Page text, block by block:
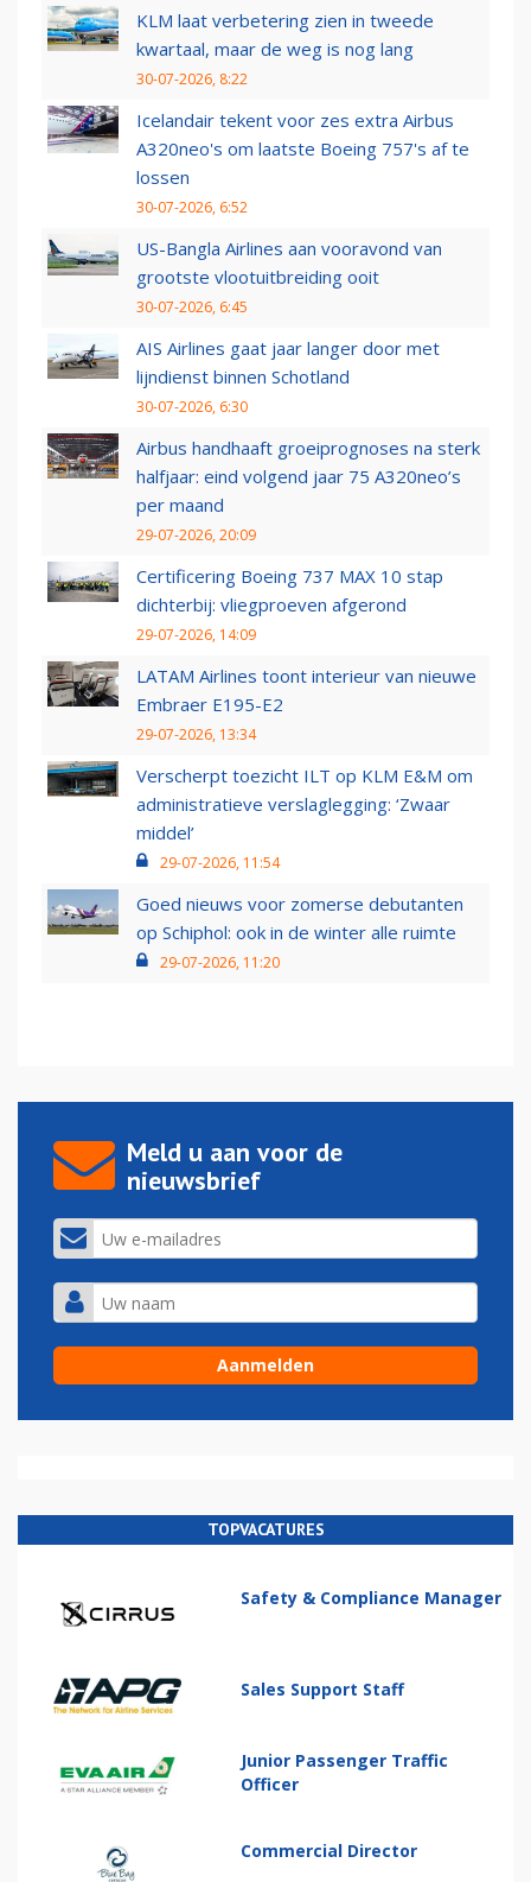
KLM laat verbetering zien in tweede
kwartaal, maar de weg is nog lang
30-07-2026, 8:22
Icelandair tekent voor zes extra Airbus
A320neo's om laatste Boeing 757's af te
lossen
30-07-2026, 6:52
US-Bangla Airlines aan vooravond van
grootste vlootuitbreiding ooit
30-07-2026, 6:45
AIS Airlines gaat jaar langer door met
lijndienst binnen Schotland
30-07-2026, 6:30
Airbus handhaaft groeiprognoses na sterk
halfjaar: eind volgend jaar 75 A320neo’s
per maand
29-07-2026, 20:09
Certificering Boeing 737 MAX 10 stap
dichterbij: vliegproeven afgerond
29-07-2026, 14:09
LATAM Airlines toont interieur van nieuwe
Embraer E195-E2
29-07-2026, 13:34
Verscherpt toezicht ILT op KLM E&M om
administratieve verslaglegging: ‘Zwaar
middel’
29-07-2026, 11:54
Goed nieuws voor zomerse debutanten
op Schiphol: ook in de winter alle ruimte
29-07-2026, 11:20
Meld u aan voor de
nieuwsbrief
TOPVACATURES
Safety & Compliance Manager
Sales Support Staff
Junior Passenger Traffic
Officer
Commercial Director